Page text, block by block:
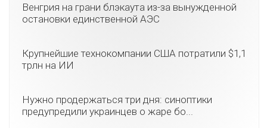
Венгрия на грани блэкаута из-за вынужденной
остановки единственной АЭС
Крупнейшие технокомпании США потратили $1,1
трлн на ИИ
Нужно продержаться три дня: синоптики
предупредили украинцев о жаре бо...